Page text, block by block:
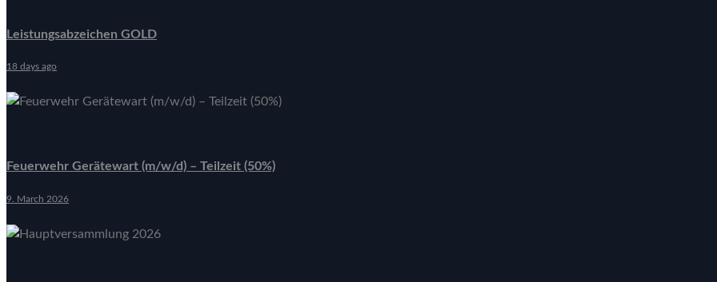
Leistungsabzeichen GOLD
18 days ago
Feuerwehr Gerätewart (m/w/d) – Teilzeit (50%)
9. March 2026